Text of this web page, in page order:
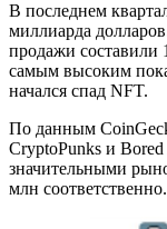
В последнем
миллиарда
продажи составили
самым высоким
начался спад NFT.
По данным
CryptoPunks и
значительными
млн соответственно.